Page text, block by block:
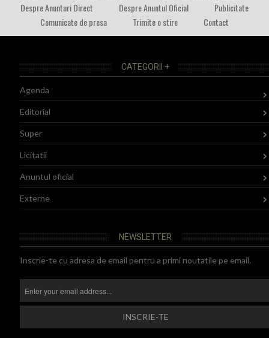
Despre Anunturi Direct
Despre Anuntul Oficial
Publicitate
Comunicate de presa
Trimite o stire Contact
CATEGORII +
Agenda
Editorial
Super
Licitatii
Anuntul oficial
Externe
NEWSLETTER
Inscrie-te cu adresa de email pentru a primi noutatile pe email.